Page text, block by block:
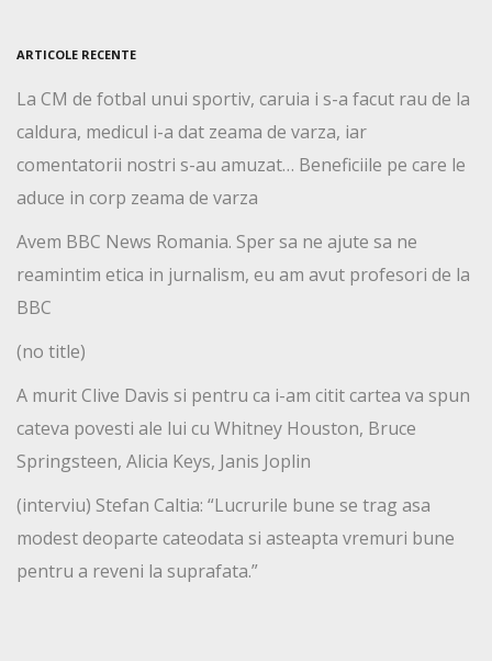
ARTICOLE RECENTE
La CM de fotbal unui sportiv, caruia i s-a facut rau de la
caldura, medicul i-a dat zeama de varza, iar
comentatorii nostri s-au amuzat… Beneficiile pe care le
aduce in corp zeama de varza
Avem BBC News Romania. Sper sa ne ajute sa ne
reamintim etica in jurnalism, eu am avut profesori de la
BBC
(no title)
A murit Clive Davis si pentru ca i-am citit cartea va spun
cateva povesti ale lui cu Whitney Houston, Bruce
Springsteen, Alicia Keys, Janis Joplin
(interviu) Stefan Caltia: “Lucrurile bune se trag asa
modest deoparte cateodata si asteapta vremuri bune
pentru a reveni la suprafata.”